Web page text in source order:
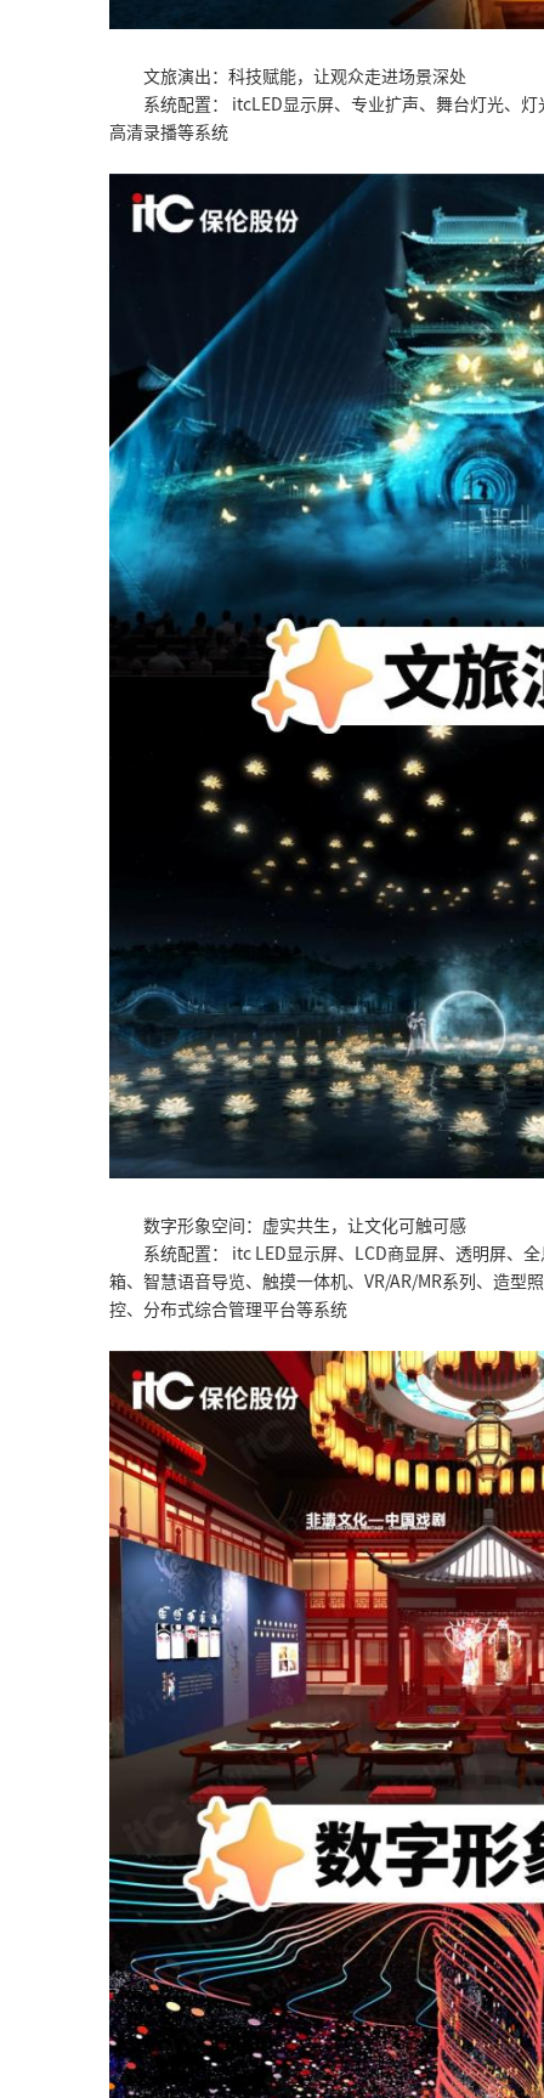
文旅演出：科技赋能，让观众走进场景深处
系统配置： itcLED显示屏、专业扩声、舞台灯光、
高清录播等系统
数字形象空间：虚实共生，让文化可触可感
系统配置： itc LED显示屏、LCD商显屏、透明屏、
箱、智慧语音导览、触摸一体机、VR/AR/MR系列、造型
控、分布式综合管理平台等系统